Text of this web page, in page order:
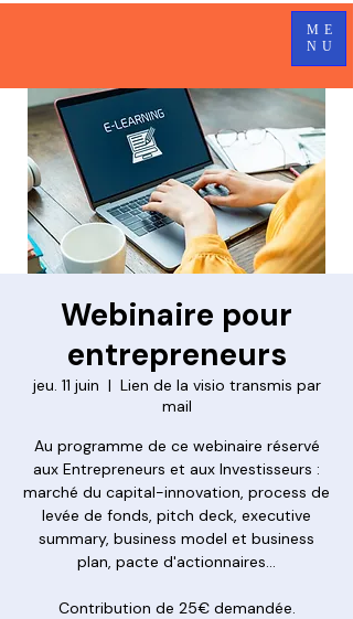
ME
NU
Webinaire pour
entrepreneurs
jeu. 11 juin
  |
Lien de la visio transmis par
mail
Au programme de ce webinaire réservé
aux Entrepreneurs et aux Investisseurs :
marché du capital-innovation, process de
levée de fonds, pitch deck, executive
summary, business model et business
plan, pacte d'actionnaires...
Contribution de 25€ demandée.